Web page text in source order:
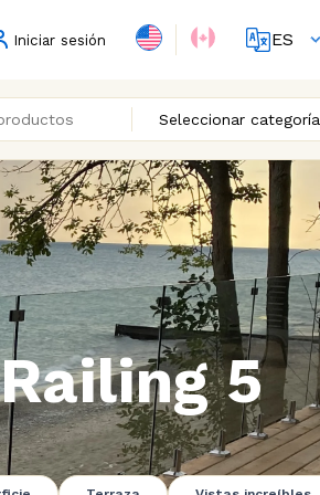
Iniciar sesión
ES
EN
Seleccionar categoría
5